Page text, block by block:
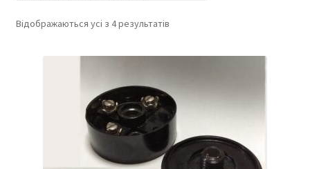
Відображаються усі з 4 результатів